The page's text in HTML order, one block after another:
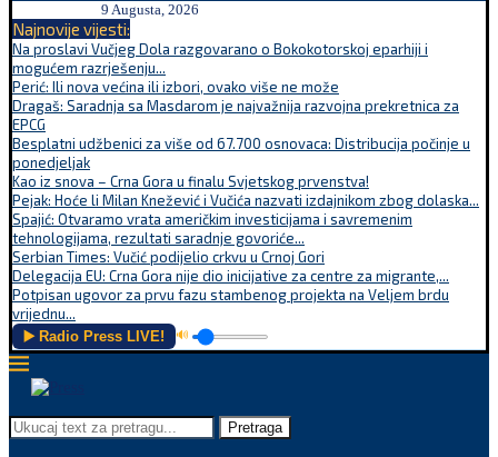
9 Augusta, 2026
Najnovije vijesti:
Na proslavi Vučjeg Dola razgovarano o Bokokotorskoj eparhiji i
mogućem razrješenju...
Perić: Ili nova većina ili izbori, ovako više ne može
Dragaš: Saradnja sa Masdarom je najvažnija razvojna prekretnica za
EPCG
Besplatni udžbenici za više od 67.700 osnovaca: Distribucija počinje u
ponedjeljak
Kao iz snova – Crna Gora u finalu Svjetskog prvenstva!
Pejak: Hoće li Milan Knežević i Vučića nazvati izdajnikom zbog dolaska...
Spajić: Otvaramo vrata američkim investicijama i savremenim
tehnologijama, rezultati saradnje govoriće...
Serbian Times: Vučić podijelio crkvu u Crnoj Gori
Delegacija EU: Crna Gora nije dio inicijative za centre za migrante,...
Potpisan ugovor za prvu fazu stambenog projekta na Veljem brdu
vrijednu...
▶️ Radio Press LIVE! 🔊
Pretraga